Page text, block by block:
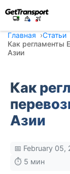
Главная
Статьи
Как регламенты
Азии
Как
Азии
📅 February 05,
⏱️ 5 мин